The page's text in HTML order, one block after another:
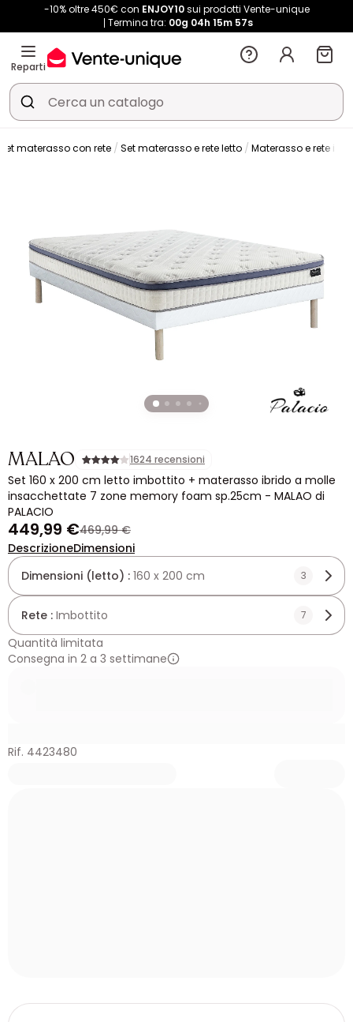
-10% oltre 450€ con ENJOY10sui prodotti Vente-unique
Termina tra: 00g 04h 15m 56s
Reparti
set materasso con rete Set materasso e rete letto Materasso e rete
MALAO 1624 recensioni
Set 160 x 200 cm letto imbottito + materasso ibrido a molle
insacchettate 7 zone memory foam sp.25cm - MALAO di
PALACIO
449,99 €469,99 €
DescrizioneDimensioni
Dimensioni (letto) : 160 x 200 cm 3
Rete : Imbottito 7
Quantità limitata
Consegna in 2 a 3 settimane
Rif. 4423480